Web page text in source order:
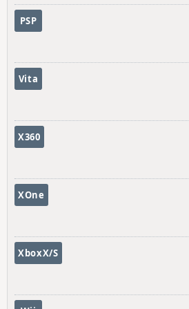
PSP
Vita
X360
XOne
XboxX/S